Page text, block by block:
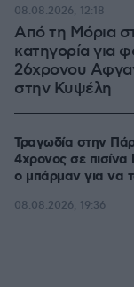
Από τη Μόρια
κατηγορία για
26χρονου
στην Κυψέλη
08.08.2026, 12:18
Τραγωδία στην
4χρονος σε
ο μπάρμαν για να
08.08.2026, 19:36